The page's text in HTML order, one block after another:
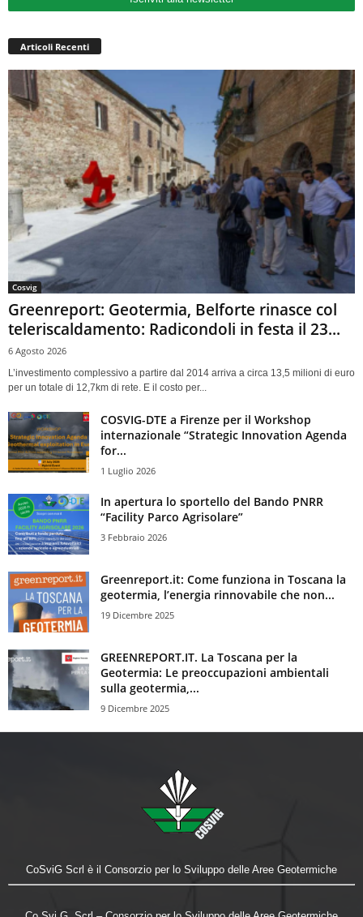
Articoli Recenti
Cosvig
Greenreport: Geotermia, Belforte rinasce col
teleriscaldamento: Radicondoli in festa il 23...
6 Agosto 2026
L’investimento complessivo a partire dal 2014 arriva a circa 13,5 milioni di euro
per un totale di 12,7km di rete. E il costo per...
COSVIG-DTE a Firenze per il Workshop
internazionale “Strategic Innovation Agenda
for...
1 Luglio 2026
In apertura lo sportello del Bando PNRR
“Facility Parco Agrisolare”
3 Febbraio 2026
Greenreport.it: Come funziona in Toscana la
geotermia, l’energia rinnovabile che non...
19 Dicembre 2025
GREENREPORT.IT. La Toscana per la
Geotermia: Le preoccupazioni ambientali
sulla geotermia,...
9 Dicembre 2025
CoSviG Scrl è il Consorzio per lo Sviluppo delle Aree Geotermiche